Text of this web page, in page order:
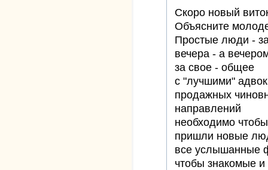
Скоро новый
Объясните
Простые люди -
вечера - а
за свое - общее
с "лучшими"
продажных
направлений
необходимо
пришли новые
все услышанные
чтобы знакомые